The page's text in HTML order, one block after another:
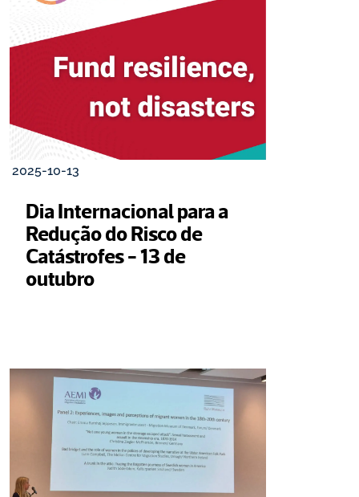
2025-10-13
Dia Internacional para a
Redução do Risco de
Catástrofes - 13 de
outubro